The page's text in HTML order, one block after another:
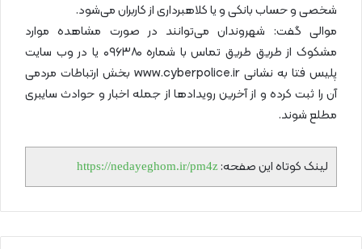
شخصی و حساب بانکی و یا کلاهبرداری از کاربران می‌شود.
موالی گفت: شهروندان می‌توانند در صورت مشاهده موارد
مشکوک از طریق طریق تماس با شماره ۰۹۶۳۸۰ یا در وب سایت
پلیس فتا به نشانی www.cyberpolice.ir بخش ارتباطات مردمی
آن را ثبت کرده و از آخرین رویدادها از جمله اخبار و حوادث سایبری
مطلع شوند.
لینک کوتاه این صفحه: https://nedayeghom.ir/pm4z